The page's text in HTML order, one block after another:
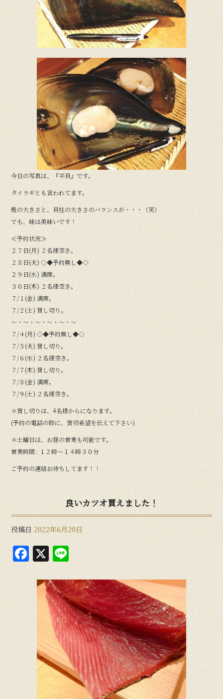
o
k
今日の写真は、『平貝』です。
タイラギとも言われてます。
殻の大きさと、貝柱の大きさのバランスが・・・（笑）
でも、味は美味いです！
≪予約状況≫
２７日(月) ２名様空き。
２８日(火) ◇◆予約無し◆◇
２９日(水) 満席。
３０日(木) ２名様空き。
７/１(金) 満席。
７/２(土) 貸し切り。
〜・〜・〜・〜・〜・〜
７/４(月) ◇◆予約無し◆◇
７/５(火) 貸し切り。
７/６(水) ２名様空き。
７/７(木) 貸し切り。
７/８(金) 満席。
７/９(土) ２名様空き。
＊貸し切りは、4名様からになります。
(予約の電話の際に、貸切希望を伝えて下さい)
＊土曜日は、お昼の営業も可能です。
営業時間 : １２時〜１４時３０分
ご予約の連絡お待ちしてます！！
良いカツオ買えました！
投稿日 2022年6月20日
F
a
c
e
o
k
X
e